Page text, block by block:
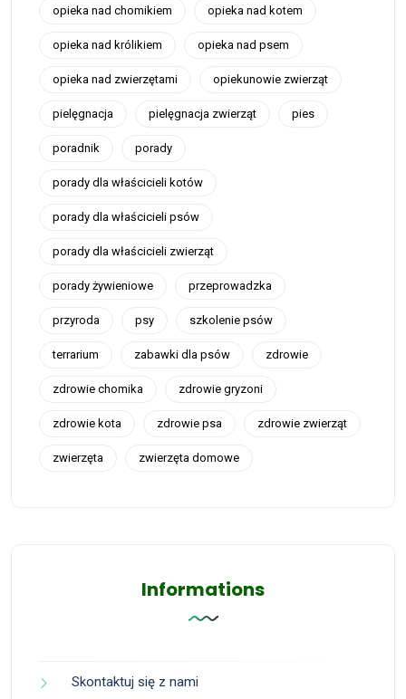
opieka nad chomikiem opieka nad kotem
opieka nad królikiem opieka nad psem
opieka nad zwierzętami opiekunowie zwierząt
pielęgnacja pielęgnacja zwierząt pies
poradnik porady
porady dla właścicieli kotów
porady dla właścicieli psów
porady dla właścicieli zwierząt
porady żywieniowe przeprowadzka
przyroda psy szkolenie psów
terrarium zabawki dla psów zdrowie
zdrowie chomika zdrowie gryzoni
zdrowie kota zdrowie psa zdrowie zwierząt
zwierzęta zwierzęta domowe
Informations
Skontaktuj się z nami